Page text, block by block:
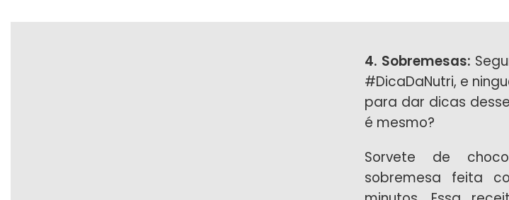
4. Sobremesas:
#DicaDaNutri, e
para dar dicas
é mesmo?
Sorvete de
sobremesa feita